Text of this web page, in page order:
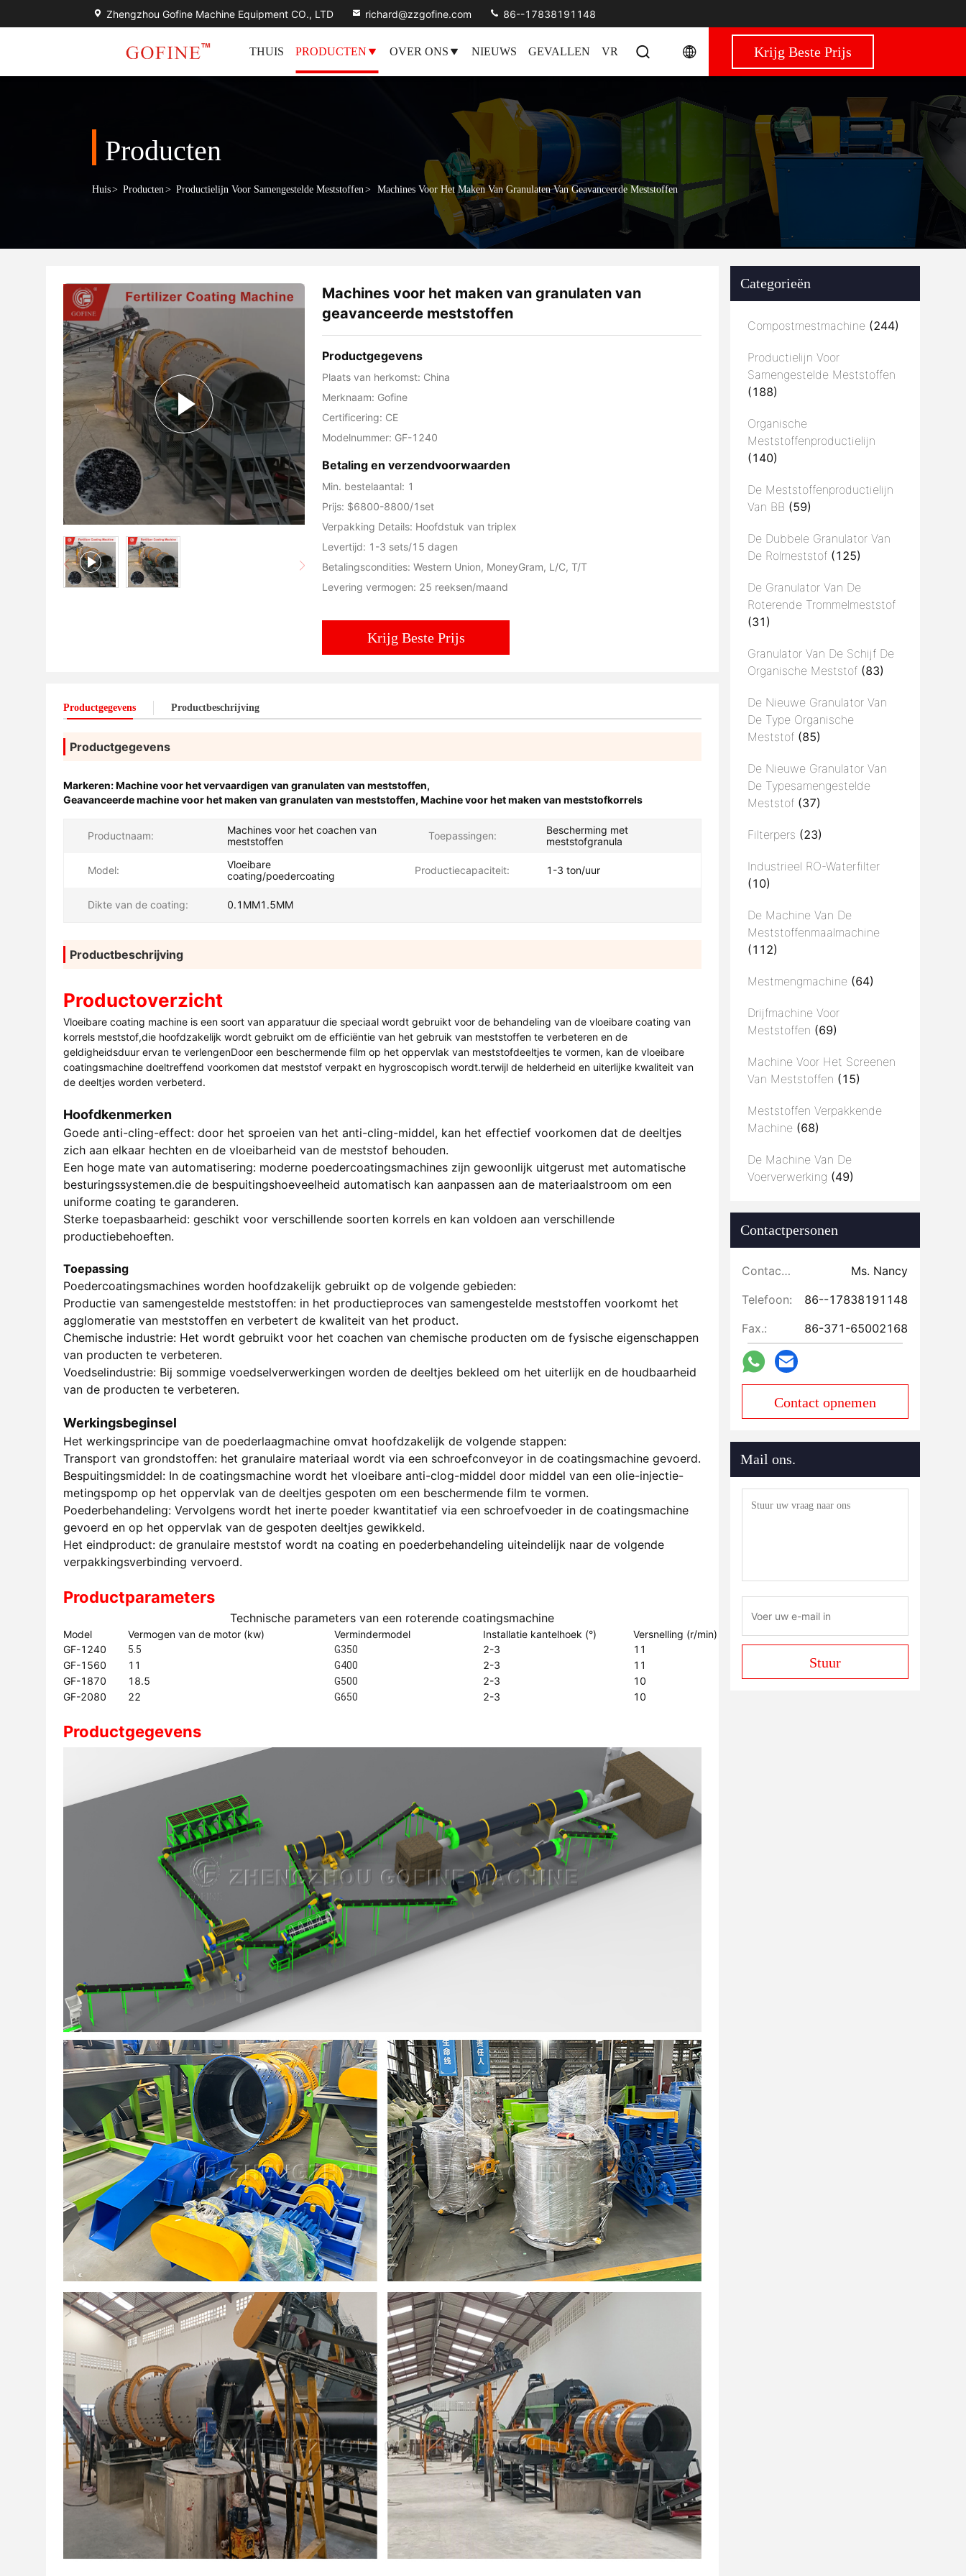
Zhengzhou Gofine Machine Equipment CO., LTD richard@zzgofine.com 86--17838191148
THUIS PRODUCTEN OVER ONS NIEUWS GEVALLEN VR Krijg Beste Prijs
Producten
Huis> Producten> Productielijn Voor Samengestelde Meststoffen> Machines Voor Het Maken Van Granulaten Van Geavanceerde Meststoffen
Machines voor het maken van granulaten van
geavanceerde meststoffen
Productgegevens
Plaats van herkomst: China
Merknaam: Gofine
Certificering: CE
Modelnummer: GF-1240
Betaling en verzendvoorwaarden
Min. bestelaantal: 1
Prijs: $6800-8800/1set
Verpakking Details: Hoofdstuk van triplex
Levertijd: 1-3 sets/15 dagen
Betalingscondities: Western Union, MoneyGram, L/C, T/T
Levering vermogen: 25 reeksen/maand
Krijg Beste Prijs
Productgegevens Productbeschrijving
Productgegevens
Markeren:Machine voor het vervaardigen van granulaten van meststoffen,
Geavanceerde machine voor het maken van granulaten van meststoffen, Machine voor het maken van meststofkorrels
Productnaam:
Machines voor het coachen van
meststoffen
Toepassingen:
Bescherming met
meststofgranula
Model:
Vloeibare
coating/poedercoating
Productiecapaciteit: 1-3 ton/uur
Dikte van de coating: 0.1MM1.5MM
Productbeschrijving
Productoverzicht
Vloeibare coating machine is een soort van apparatuur die speciaal wordt gebruikt voor de behandeling van de vloeibare coating van
korrels meststof,die hoofdzakelijk wordt gebruikt om de efficiëntie van het gebruik van meststoffen te verbeteren en de
geldigheidsduur ervan te verlengenDoor een beschermende film op het oppervlak van meststofdeeltjes te vormen, kan de vloeibare
coatingsmachine doeltreffend voorkomen dat meststof verpakt en hygroscopisch wordt.terwijl de helderheid en uiterlijke kwaliteit van
de deeltjes worden verbeterd.
Hoofdkenmerken
Goede anti-cling-effect: door het sproeien van het anti-cling-middel, kan het effectief voorkomen dat de deeltjes
zich aan elkaar hechten en de vloeibarheid van de meststof behouden.
Een hoge mate van automatisering: moderne poedercoatingsmachines zijn gewoonlijk uitgerust met automatische
besturingssystemen.die de bespuitingshoeveelheid automatisch kan aanpassen aan de materiaalstroom om een
uniforme coating te garanderen.
Sterke toepasbaarheid: geschikt voor verschillende soorten korrels en kan voldoen aan verschillende
productiebehoeften.
Toepassing
Poedercoatingsmachines worden hoofdzakelijk gebruikt op de volgende gebieden:
Productie van samengestelde meststoffen: in het productieproces van samengestelde meststoffen voorkomt het
agglomeratie van meststoffen en verbetert de kwaliteit van het product.
Chemische industrie: Het wordt gebruikt voor het coachen van chemische producten om de fysische eigenschappen
van producten te verbeteren.
Voedselindustrie: Bij sommige voedselverwerkingen worden de deeltjes bekleed om het uiterlijk en de houdbaarheid
van de producten te verbeteren.
Werkingsbeginsel
Het werkingsprincipe van de poederlaagmachine omvat hoofdzakelijk de volgende stappen:
Transport van grondstoffen: het granulaire materiaal wordt via een schroefconveyor in de coatingsmachine gevoerd.
Bespuitingsmiddel: In de coatingsmachine wordt het vloeibare anti-clog-middel door middel van een olie-injectie-
metingspomp op het oppervlak van de deeltjes gespoten om een beschermende film te vormen.
Poederbehandeling: Vervolgens wordt het inerte poeder kwantitatief via een schroefvoeder in de coatingsmachine
gevoerd en op het oppervlak van de gespoten deeltjes gewikkeld.
Het eindproduct: de granulaire meststof wordt na coating en poederbehandeling uiteindelijk naar de volgende
verpakkingsverbinding vervoerd.
Productparameters
Technische parameters van een roterende coatingsmachine
Model Vermogen van de motor (kw) Vermindermodel Installatie kantelhoek (°)
Versnelling (r/min)
GF-1240
5.5 G350 2-3
11
GF-1560
11 G400 2-3
11
GF-1870
18.5 G500 2-3
10
GF-2080
22 G650 2-3 10
Productgegevens
Categorieën
Compostmestmachine (244)
Productielijn Voor
Samengestelde Meststoffen
(188)
Organische
Meststoffenproductielijn
(140)
De Meststoffenproductielijn
Van BB (59)
De Dubbele Granulator Van
De Rolmeststof (125)
De Granulator Van De
Roterende Trommelmeststof
(31)
Granulator Van De Schijf De
Organische Meststof (83)
De Nieuwe Granulator Van
De Type Organische
Meststof (85)
De Nieuwe Granulator Van
De Typesamengestelde
Meststof (37)
Filterpers (23)
Industrieel RO-Waterfilter
(10)
De Machine Van De
Meststoffenmaalmachine
(112)
Mestmengmachine (64)
Drijfmachine Voor
Meststoffen (69)
Machine Voor Het Screenen
Van Meststoffen (15)
Meststoffen Verpakkende
Machine (68)
De Machine Van De
Voerverwerking (49)
Contactpersonen
Contactpersonen:
Ms. Nancy
Telefoon:
86--17838191148
Fax.:
86-371-65002168
Contact opnemen
Mail ons.
Stuur